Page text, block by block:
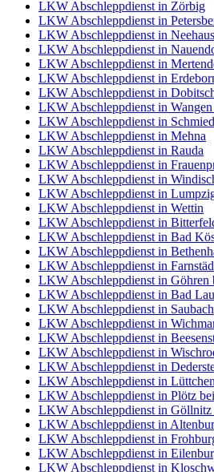
LKW Abschleppdienst in Zörbig
LKW Abschleppdienst in
LKW Abschleppdienst in
LKW Abschleppdienst in
LKW Abschleppdienst in
LKW Abschleppdienst in
LKW Abschleppdienst in
LKW Abschleppdienst in
LKW Abschleppdienst in
LKW Abschleppdienst in Mehna
LKW Abschleppdienst in Rauda
LKW Abschleppdienst in
LKW Abschleppdienst in
LKW Abschleppdienst in
LKW Abschleppdienst in Wettin
LKW Abschleppdienst in
LKW Abschleppdienst in Bad
LKW Abschleppdienst in
LKW Abschleppdienst in
LKW Abschleppdienst in Göhren
LKW Abschleppdienst in Bad
LKW Abschleppdienst in Saubach
LKW Abschleppdienst in
LKW Abschleppdienst in
LKW Abschleppdienst in
LKW Abschleppdienst in
LKW Abschleppdienst in
LKW Abschleppdienst in Plötz
LKW Abschleppdienst in Göllnitz
LKW Abschleppdienst in
LKW Abschleppdienst in
LKW Abschleppdienst in
LKW Abschleppdienst in